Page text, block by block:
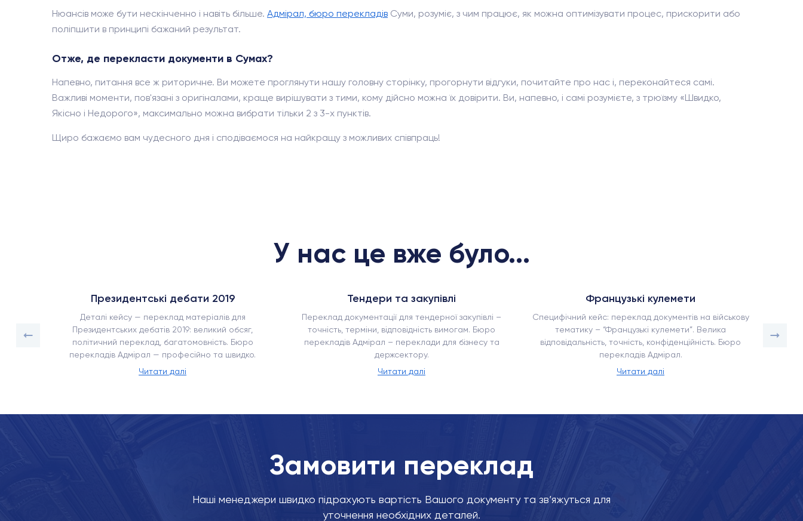
Нюансів може бути нескінченно і навіть більше. Адмірал, бюро перекладів Суми, розуміє, з чим працює, як можна оптимізувати процес, прискорити або
поліпшити в принципі бажаний результат.
Отже, де перекласти документи в Сумах?
Напевно, питання все ж риторичне. Ви можете проглянути нашу головну сторінку, прогорнути відгуки, почитайте про нас і, переконайтеся самі.
Важливі моменти, пов'язані з оригіналами, краще вирішувати з тими, кому дійсно можна їх довірити. Ви, напевно, і самі розумієте, з трюїзму «Швидко,
Якісно і Недорого», максимально можна вибрати тільки 2 з 3-х пунктів.
Щиро бажаємо вам чудесного дня і сподіваємося на найкращу з можливих співпраць!
У нас це вже було...
Президентські дебати 2019
Деталі кейсу — переклад матеріалів для
Президентських дебатів 2019: великий обсяг,
політичний переклад, багатомовність. Бюро
перекладів Адмірал — професійно та швидко.
Читати далі
Тендери та закупівлі
Переклад документації для тендерної закупівлі –
точність, терміни, відповідність вимогам. Бюро
перекладів Адмірал – переклади для бізнесу та
держсектору.
Читати далі
Французькі кулемети
Специфічний кейс: переклад документів на військову
тематику – “Французькі кулемети”. Велика
відповідальність, точність, конфіденційність. Бюро
перекладів Адмірал.
Читати далі
Замовити переклад
Наші менеджери швидко підрахують вартість Вашого документу та зв’яжуться для
уточнення необхідних деталей.